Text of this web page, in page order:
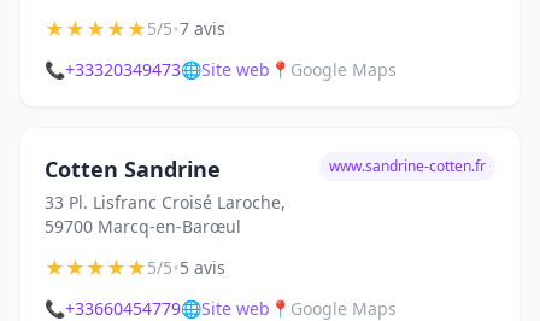
★★★★★5/5•7 avis
📞+33320349473🌐Site web 📍 Google Maps
Cotten Sandrine
33 Pl. Lisfranc Croisé Laroche,
59700 Marcq-en-Barœul
www.sandrine-cotten.fr
★★★★★5/5•5 avis
📞+33660454779🌐Site web 📍 Google Maps